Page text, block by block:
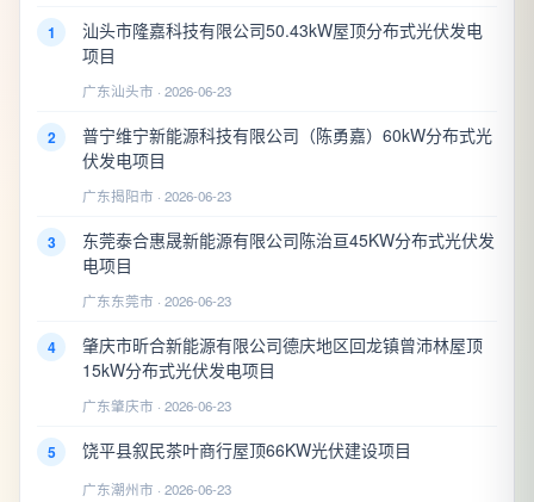
1
汕头市隆嘉科技有限公司50.43kW屋顶分布式光伏发电
项目
广东汕头市 · 2026-06-23
2
普宁维宁新能源科技有限公司（陈勇嘉）60kW分布式光
伏发电项目
广东揭阳市 · 2026-06-23
3
东莞泰合惠晟新能源有限公司陈治亘45KW分布式光伏发
电项目
广东东莞市 · 2026-06-23
4
肇庆市昕合新能源有限公司德庆地区回龙镇曾沛林屋顶
15kW分布式光伏发电项目
广东肇庆市 · 2026-06-23
5 饶平县叙民茶叶商行屋顶66KW光伏建设项目
广东潮州市 · 2026-06-23